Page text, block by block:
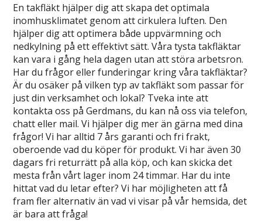
En takfläkt hjälper dig att skapa det optimala
inomhusklimatet genom att cirkulera luften. Den
hjälper dig att optimera både uppvärmning och
nedkylning på ett effektivt sätt. Våra tysta takfläktar
kan vara i gång hela dagen utan att störa arbetsron.
Har du frågor eller funderingar kring våra takfläktar?
Är du osäker på vilken typ av takfläkt som passar för
just din verksamhet och lokal? Tveka inte att
kontakta oss på Gerdmans, du kan nå oss via telefon,
chatt eller mail. Vi hjälper dig mer än gärna med dina
frågor! Vi har alltid 7 års garanti och fri frakt,
oberoende vad du köper för produkt. Vi har även 30
dagars fri returrätt på alla köp, och kan skicka det
mesta från vårt lager inom 24 timmar. Har du inte
hittat vad du letar efter? Vi har möjligheten att få
fram fler alternativ än vad vi visar på vår hemsida, det
är bara att fråga!